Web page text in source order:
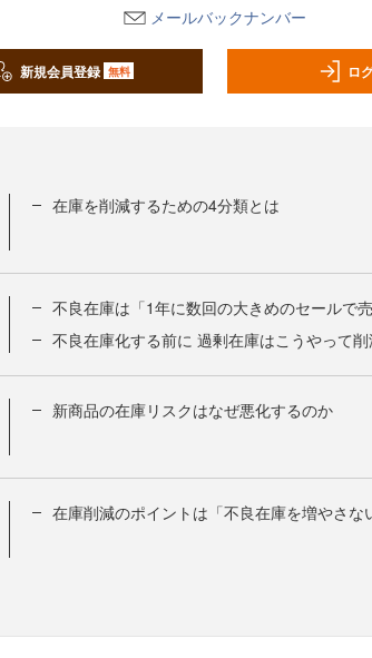
メールバックナンバー
新規会員登録 無料 ロ
在庫を削減するための4分類とは
不良在庫は「1年に数回の大きめのセールで
不良在庫化する前に 過剰在庫はこうやって削
新商品の在庫リスクはなぜ悪化するのか
在庫削減のポイントは「不良在庫を増やさな